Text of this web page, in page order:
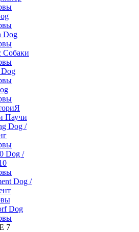
Dog
Паучи
Dog /
Dog /
Dog /
Dog
7